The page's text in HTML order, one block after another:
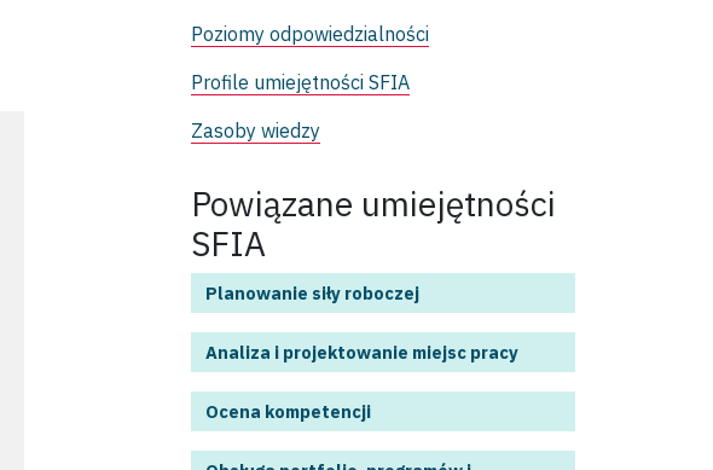
Poziomy odpowiedzialności
Profile umiejętności SFIA
Zasoby wiedzy
Powiązane umiejętności
SFIA
Planowanie siły roboczej
Analiza i projektowanie miejsc pracy
Ocena kompetencji